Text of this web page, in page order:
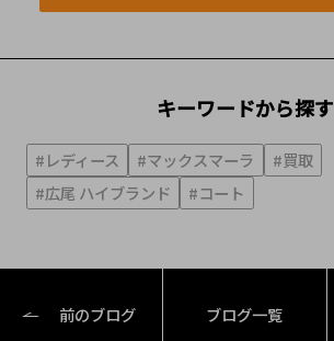
キーワードから探す
#レディース #マックスマーラ
#買取
#広尾 ハイブランド
#コート
前のブログ ブログ一覧